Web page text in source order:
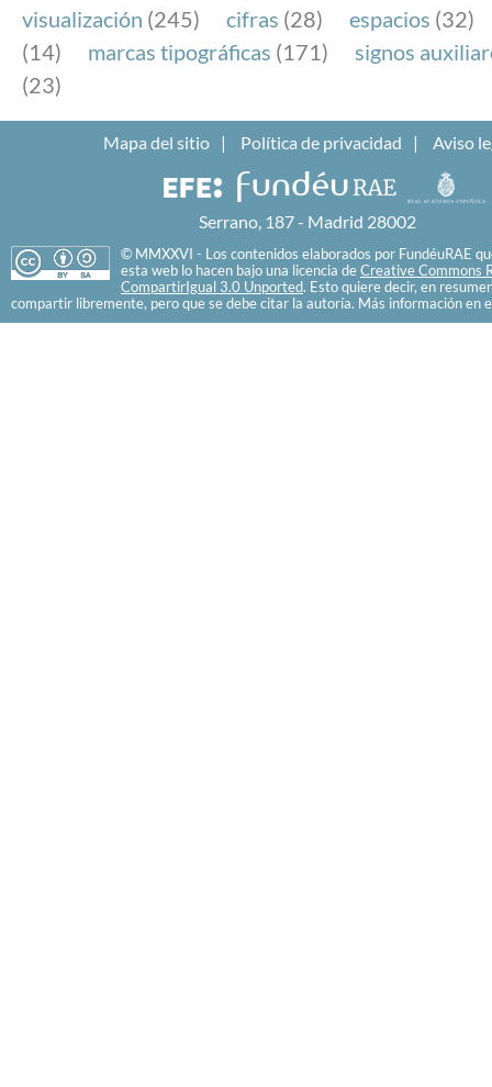
visualización (245) cifras (28) espacios (32)
(14)
marcas tipográficas (171)
signos
(23)
Mapa del sitio Política de privacidad Aviso
Serrano, 187 - Madrid 28002
© MMXXVI - Los contenidos elaborados por FundéuRAE
esta web lo hacen bajo una licencia de Creative Commons
CompartirIgual 3.0 Unported. Esto quiere decir, en
compartir libremente, pero que se debe citar la autoría. Más información en